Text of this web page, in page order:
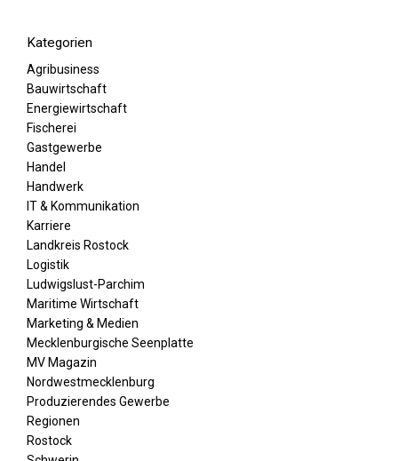
Kategorien
Agribusiness
Bauwirtschaft
Energiewirtschaft
Fischerei
Gastgewerbe
Handel
Handwerk
IT & Kommunikation
Karriere
Landkreis Rostock
Logistik
Ludwigslust-Parchim
Maritime Wirtschaft
Marketing & Medien
Mecklenburgische Seenplatte
MV Magazin
Nordwestmecklenburg
Produzierendes Gewerbe
Regionen
Rostock